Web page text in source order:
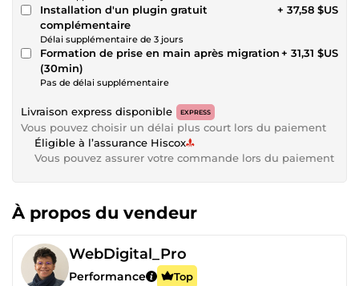
Installation d'un plugin gratuit
complémentaire
Délai supplémentaire de 3 jours
+ 37,58 $US
Formation de prise en main après migration
(30min)
Pas de délai supplémentaire
+ 31,31 $US
Livraison express disponible EXPRESS
Vous pouvez choisir un délai plus court lors du paiement
Éligible à l’assurance Hiscox
Vous pouvez assurer votre commande lors du paiement
À propos du vendeur
WebDigital_Pro
Performance Top